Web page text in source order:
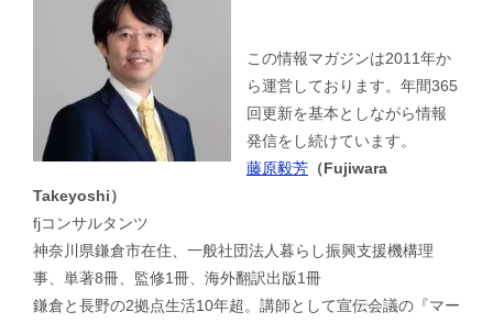
この情報マガジンは2011年か
ら運営しております。年間365
回更新を基本としながら情報
発信をし続けています。
藤原毅芳 （Fujiwara
Takeyoshi）
fjコンサルタンツ
神奈川県鎌倉市在住、一般社団法人暮らし振興支援機構理
事、単著8冊、監修1冊、海外翻訳出版1冊
鎌倉と長野の2拠点生活10年超。講師として宣伝会議の『マー